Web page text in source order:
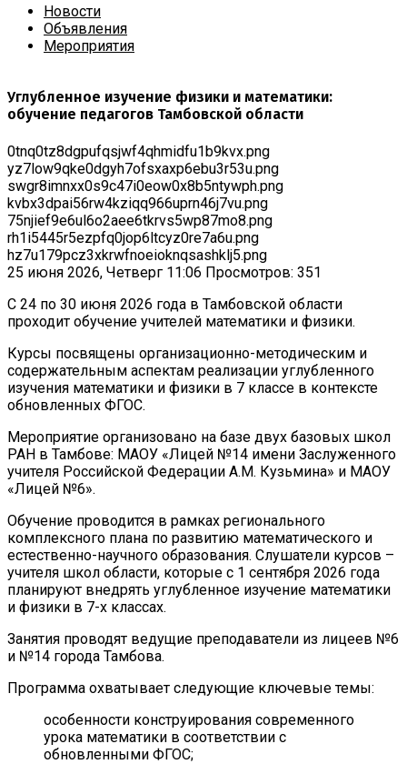
Новости
Объявления
Мероприятия
Углубленное изучение физики и математики:
обучение педагогов Тамбовской области
0tnq0tz8dgpufqsjwf4qhmidfu1b9kvx.png
yz7low9qke0dgyh7ofsxaxp6ebu3r53u.png
swgr8imnxx0s9c47i0eow0x8b5ntywph.png
kvbx3dpai56rw4kziqq966uprn46j7vu.png
75njief9e6ul6o2aee6tkrvs5wp87mo8.png
rh1i5445r5ezpfq0jop6ltcyz0re7a6u.png
hz7u179pcz3xkrwfnoeioknqsashklj5.png
25 июня 2026, Четверг 11:06 Просмотров: 351
С 24 по 30 июня 2026 года в Тамбовской области
проходит обучение учителей математики и физики.
Курсы посвящены организационно-методическим и
содержательным аспектам реализации углубленного
изучения математики и физики в 7 классе в контексте
обновленных ФГОС.
Мероприятие организовано на базе двух базовых школ
РАН в Тамбове: МАОУ «Лицей №14 имени Заслуженного
учителя Российской Федерации А.М. Кузьмина» и МАОУ
«Лицей №6».
Обучение проводится в рамках регионального
комплексного плана по развитию математического и
естественно-научного образования. Слушатели курсов –
учителя школ области, которые с 1 сентября 2026 года
планируют внедрять углубленное изучение математики
и физики в 7-х классах.
Занятия проводят ведущие преподаватели из лицеев №6
и №14 города Тамбова.
Программа охватывает следующие ключевые темы:
особенности конструирования современного
урока математики в соответствии с
обновленными ФГОС;